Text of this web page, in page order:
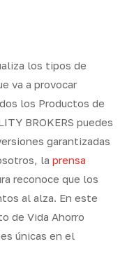
los tipos de
va a provocar
los Productos de
BROKERS puedes
garantizadas
la prensa
reconoce que los
al alza. En este
de Vida Ahorro
únicas en el